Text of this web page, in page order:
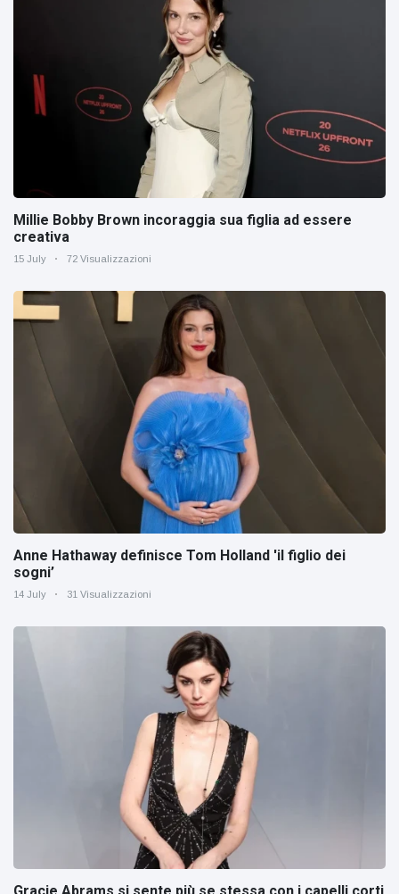
Millie Bobby Brown incoraggia sua figlia ad essere
creativa
15 July 72 Visualizzazioni
Anne Hathaway definisce Tom Holland 'il figlio dei
sogni’
14 July 31 Visualizzazioni